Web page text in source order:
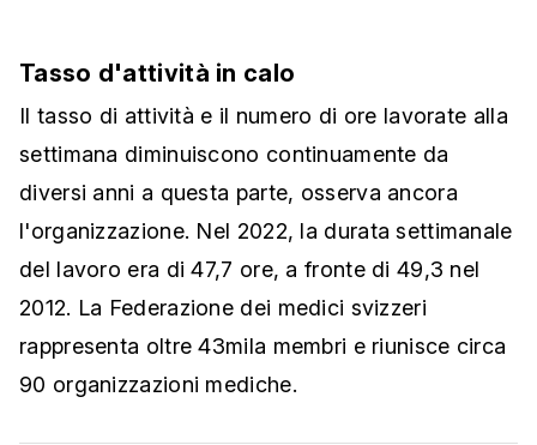
Tasso d'attività in calo
Il tasso di attività e il numero di ore lavorate alla
settimana diminuiscono continuamente da
diversi anni a questa parte, osserva ancora
l'organizzazione. Nel 2022, la durata settimanale
del lavoro era di 47,7 ore, a fronte di 49,3 nel
2012. La Federazione dei medici svizzeri
rappresenta oltre 43mila membri e riunisce circa
90 organizzazioni mediche.